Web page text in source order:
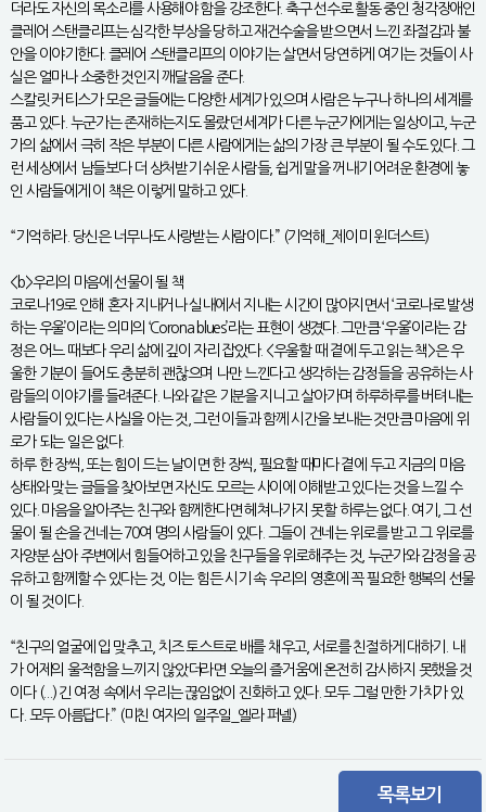
더라도 자신의 목소리를 사용해야 함을 강조한다. 축구 선수로 활동 중인 청각장애인
클레어 스탠클리프는 심각한 부상을 당하고 재건수술을 받으면서 느낀 좌절감과 불
안을 이야기한다. 클레어 스탠클리프의 이야기는 살면서 당연하게 여기는 것들이 사
실은 얼마나 소중한 것인지 깨달음을 준다.
스칼릿 커티스가 모은 글들에는 다양한 세계가 있으며 사람은 누구나 하나의 세계를
품고 있다. 누군가는 존재하는지도 몰랐던 세계가 다른 누군가에게는 일상이고, 누군
가의 삶에서 극히 작은 부분이 다른 사람에게는 삶의 가장 큰 부분이 될 수도 있다. 그
런 세상에서 남들보다 더 상처받기 쉬운 사람들, 쉽게 말을 꺼내기 어려운 환경에 놓
인 사람들에게 이 책은 이렇게 말하고 있다.
“기억하라. 당신은 너무나도 사랑받는 사람이다.” (기억해_제이미 윈더스트)
<b>우리의 마음에 선물이 될 책
코로나19로 인해 혼자 지내거나 실내에서 지내는 시간이 많아지면서 ‘코로나로 발생
하는 우울’이라는 의미의 ‘Corona blues’라는 표현이 생겼다. 그만큼 ‘우울’이라는 감
정은 어느 때보다 우리 삶에 깊이 자리 잡았다. <우울할 때 곁에 두고 읽는 책>은 우
울한 기분이 들어도 충분히 괜찮으며 나만 느낀다고 생각하는 감정들을 공유하는 사
람들의 이야기를 들려준다. 나와 같은 기분을 지니고 살아가며 하루하루를 버텨내는
사람들이 있다는 사실을 아는 것, 그런 이들과 함께 시간을 보내는 것만큼 마음에 위
로가 되는 일은 없다.
하루 한 장씩, 또는 힘이 드는 날이면 한 장씩, 필요할 때마다 곁에 두고 지금의 마음
상태와 맞는 글들을 찾아보면 자신도 모르는 사이에 이해받고 있다는 것을 느낄 수
있다. 마음을 알아주는 친구와 함께한다면 헤쳐나가지 못할 하루는 없다. 여기, 그 선
물이 될 손을 건네는 70여 명의 사람들이 있다. 그들이 건네는 위로를 받고 그 위로를
자양분 삼아 주변에서 힘들어하고 있을 친구들을 위로해주는 것, 누군가와 감정을 공
유하고 함께할 수 있다는 것, 이는 힘든 시기 속 우리의 영혼에 꼭 필요한 행복의 선물
이 될 것이다.
“친구의 얼굴에 입 맞추고, 치즈 토스트로 배를 채우고, 서로를 친절하게 대하기. 내
가 어제의 울적함을 느끼지 않았더라면 오늘의 즐거움에 온전히 감사하지 못했을 것
이다 (...) 긴 여정 속에서 우리는 끊임없이 진화하고 있다. 모두 그럴 만한 가치가 있
다. 모두 아름답다.” (미친 여자의 일주일_엘라 퍼넬)
목록보기